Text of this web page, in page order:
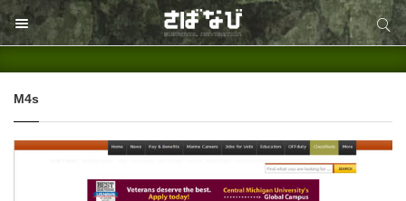
サイト内検索
M4s
サイト内検索